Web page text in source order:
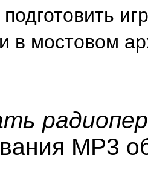
в мостовом
MP3